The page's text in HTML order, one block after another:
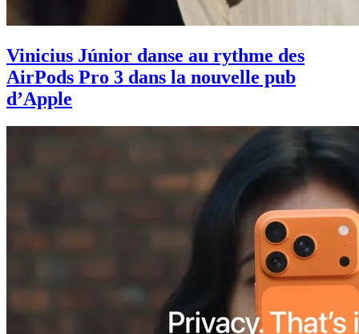
Vinicius Júnior danse au rythme des
AirPods Pro 3 dans la nouvelle pub
d’Apple